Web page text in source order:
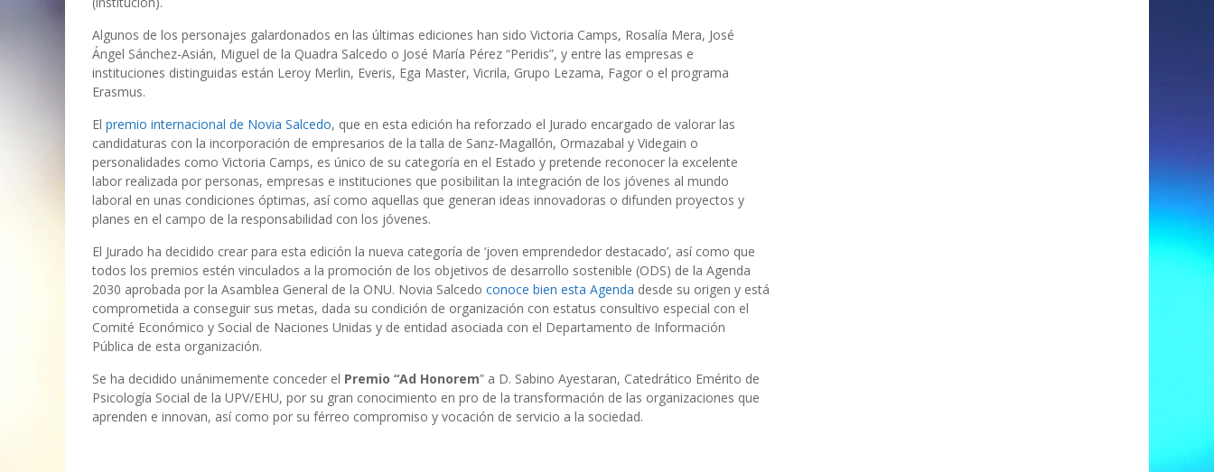
Algunos de los personajes galardonados en las últimas ediciones han sido Victoria Camps, Rosalía Mera, José
Ángel Sánchez-Asián, Miguel de la Quadra Salcedo o José María Pérez “Peridis”, y entre las empresas e
instituciones distinguidas están Leroy Merlin, Everis, Ega Master, Vicrila, Grupo Lezama, Fagor o el programa
Erasmus.
El premio internacional de Novia Salcedo, que en esta edición ha reforzado el Jurado encargado de valorar las
candidaturas con la incorporación de empresarios de la talla de Sanz-Magallón, Ormazabal y Videgain o
personalidades como Victoria Camps, es único de su categoría en el Estado y pretende reconocer la excelente
labor realizada por personas, empresas e instituciones que posibilitan la integración de los jóvenes al mundo
laboral en unas condiciones óptimas, así como aquellas que generan ideas innovadoras o difunden proyectos y
planes en el campo de la responsabilidad con los jóvenes.
El Jurado ha decidido crear para esta edición la nueva categoría de ‘joven emprendedor destacado’, así como que
todos los premios estén vinculados a la promoción de los objetivos de desarrollo sostenible (ODS) de la Agenda
2030 aprobada por la Asamblea General de la ONU. Novia Salcedo conoce bien esta Agenda desde su origen y está
comprometida a conseguir sus metas, dada su condición de organización con estatus consultivo especial con el
Comité Económico y Social de Naciones Unidas y de entidad asociada con el Departamento de Información
Pública de esta organización.
Se ha decidido unánimemente conceder el Premio “Ad Honorem” a D. Sabino Ayestaran, Catedrático Emérito de
Psicología Social de la UPV/EHU, por su gran conocimiento en pro de la transformación de las organizaciones que
aprenden e innovan, así como por su férreo compromiso y vocación de servicio a la sociedad.